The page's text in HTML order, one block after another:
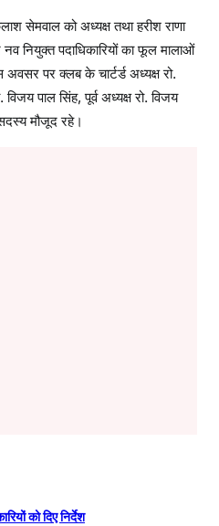
सेमवाल को अध्यक्ष तथा हरीश राणा
नियुक्त पदाधिकारियों का फूल मालाओं
पर क्लब के चार्टर्ड अध्यक्ष रो.
पाल सिंह, पूर्व अध्यक्ष रो. विजय
मौजूद रहे।
को दिए निर्देश